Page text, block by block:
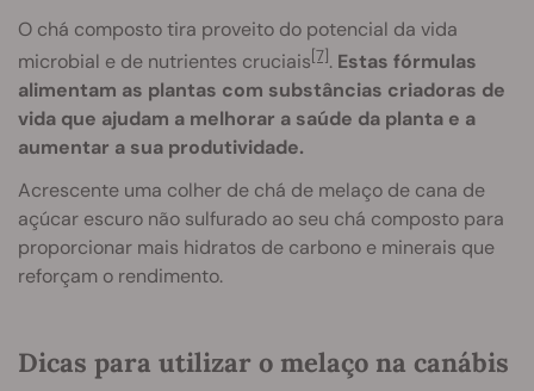
O chá composto tira proveito do potencial da vida
microbial e de nutrientes cruciais[7]. Estas fórmulas
alimentam as plantas com substâncias criadoras de
vida que ajudam a melhorar a saúde da planta e a
aumentar a sua produtividade.
Acrescente uma colher de chá de melaço de cana de
açúcar escuro não sulfurado ao seu chá composto para
proporcionar mais hidratos de carbono e minerais que
reforçam o rendimento.
Dicas para utilizar o melaço na canábis